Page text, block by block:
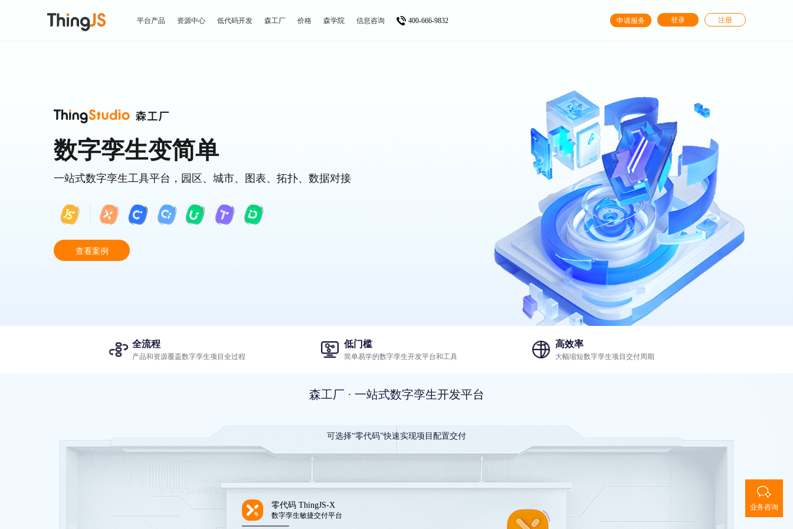
平台产品 资源中心 低代码开发 森工厂 价格 森学院 信息咨询 400-666-9832 申请服务 登录 注册
数字孪生变简单
一站式数字孪生工具平台，园区、城市、图表、拓扑、数据对接
查看案例
全流程
产品和资源覆盖数字孪生项目全过程
低门槛
简单易学的数字孪生开发平台和工具
高效率
大幅缩短数字孪生项目交付周期
森工厂 · 一站式数字孪生开发平台
可选择“零代码”快速实现项目配置交付
零代码 ThingJS-X
数字孪生敏捷交付平台
业务咨询